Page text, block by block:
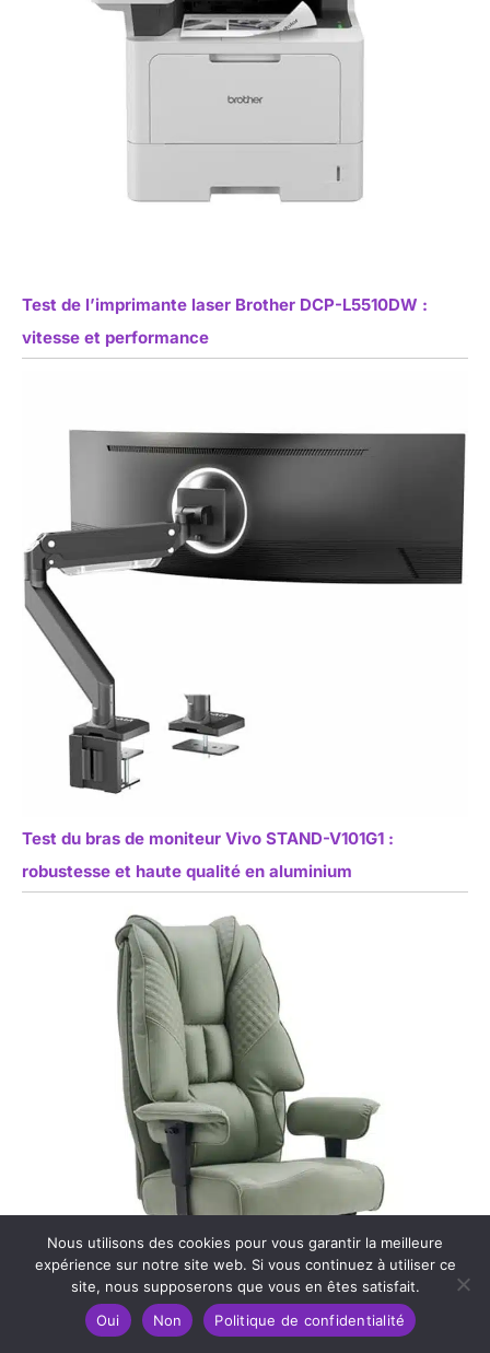
Test de l’imprimante laser Brother DCP-L5510DW :
vitesse et performance
Test du bras de moniteur Vivo STAND-V101G1 :
robustesse et haute qualité en aluminium
Nous utilisons des cookies pour vous garantir la meilleure
expérience sur notre site web. Si vous continuez à utiliser ce
site, nous supposerons que vous en êtes satisfait.
Oui
Non Politique de confidentialité